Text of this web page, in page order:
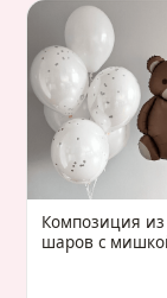
Композиция из
шаров с